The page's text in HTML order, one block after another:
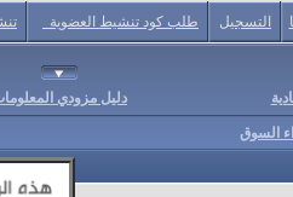
التسجيل طلب كود تنشيط العضوية
دليل مزودي
السوق